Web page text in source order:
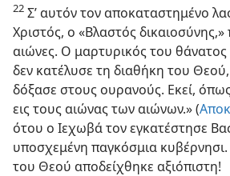
22 Σ’ αυτόν τον αποκαταστημένο
Χριστός, ο «Βλαστός
αιώνες. Ο μαρτυρικός του θάνατος
δεν κατέλυσε τη διαθήκη του
δόξασε στους ουρανούς. Εκεί, όπως
εις τους αιώνας των αιώνων.» (
ότου ο Ιεχωβά τον εγκατέστησε
υποσχεμένη παγκόσμια
του Θεού αποδείχθηκε αξιόπιστη!